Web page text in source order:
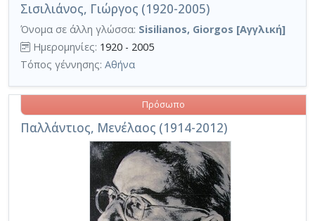
Σισιλιάνος, Γιώργος (1920-2005)
Όνομα σε άλλη γλώσσα: Sisilianos, Giorgos [Αγγλική]
Ημερομηνίες: 1920 - 2005
Τόπος γέννησης: Αθήνα
Παλλάντιος, Μενέλαος (1914-2012)
Πρόσωπο